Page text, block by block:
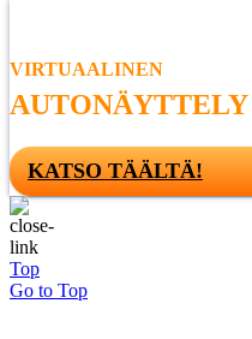
VIRTUAALINEN
AUTONÄYTTELY
KATSO TÄÄLTÄ!
Top
Go to Top